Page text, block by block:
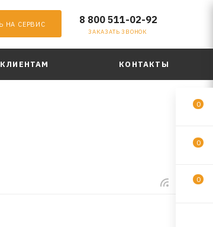
НА СЕРВИС 8 800 511-02-92
ЗАКАЗАТЬ ЗВОНОК
КОНТАКТЫ
0
0
0